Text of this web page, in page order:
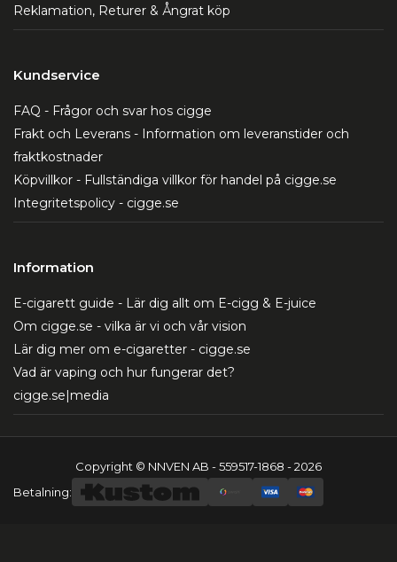
Reklamation, Returer & Ångrat köp
Kundservice
FAQ - Frågor och svar hos cigge
Frakt och Leverans - Information om leveranstider och
fraktkostnader
Köpvillkor - Fullständiga villkor för handel på cigge.se
Integritetspolicy - cigge.se
Information
E-cigarett guide - Lär dig allt om E-cigg & E-juice
Om cigge.se - vilka är vi och vår vision
Lär dig mer om e-cigaretter - cigge.se
Vad är vaping och hur fungerar det?
cigge.se|media
Copyright © NNVEN AB - 559517-1868 - 2026
Betalning: